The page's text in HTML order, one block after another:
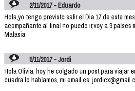
2/11/2017 - Eduardo
Hola,yo tengo previsto salir el Dia 17 de este
acompañante al final no puedo ir,voy a 3 países
Malasia
5/11/2017 - Jordi
Hola Olivia, hoy he colgado un post para viajar
cuadra lo hablamos, mi email es: